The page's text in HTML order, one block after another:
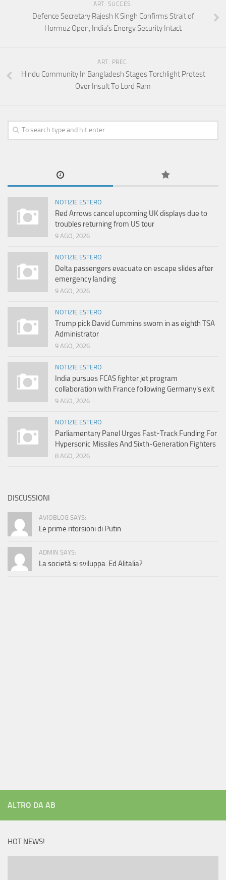
ART. SUCCES.
Defence Secretary Rajesh K Singh Confirms Strait of
Hormuz Open, India’s Energy Security Intact
ART. PREC.
Hindu Community In Bangladesh Stages Torchlight Protest
Over Insult To Lord Ram
NOTIZIE ESTERO
Red Arrows cancel upcoming UK displays due to
troubles returning from US tour
9 AGO, 2026
NOTIZIE ESTERO
Delta passengers evacuate on escape slides after
emergency landing
9 AGO, 2026
NOTIZIE ESTERO
Trump pick David Cummins sworn in as eighth TSA
Administrator
9 AGO, 2026
NOTIZIE ESTERO
India pursues FCAS fighter jet program
collaboration with France following Germany’s exit
9 AGO, 2026
NOTIZIE ESTERO
Parliamentary Panel Urges Fast-Track Funding For
Hypersonic Missiles And Sixth-Generation Fighters
8 AGO, 2026
DISCUSSIONI
AVIOBLOG SAYS:
Le prime ritorsioni di Putin
ADMIN SAYS:
La società si sviluppa. Ed Alitalia?
ALTRO DA AB
HOT NEWS!